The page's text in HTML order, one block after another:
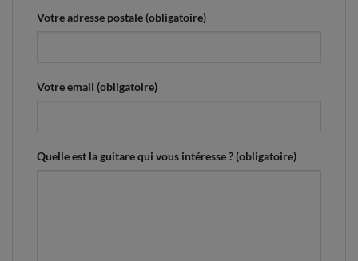
Votre adresse postale (obligatoire)
Votre email (obligatoire)
Quelle est la guitare qui vous intéresse ? (obligatoire)